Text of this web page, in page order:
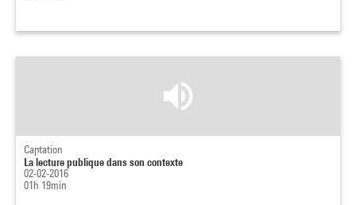
Captation
La lecture publique dans son contexte
02-02-2016
01h 19min